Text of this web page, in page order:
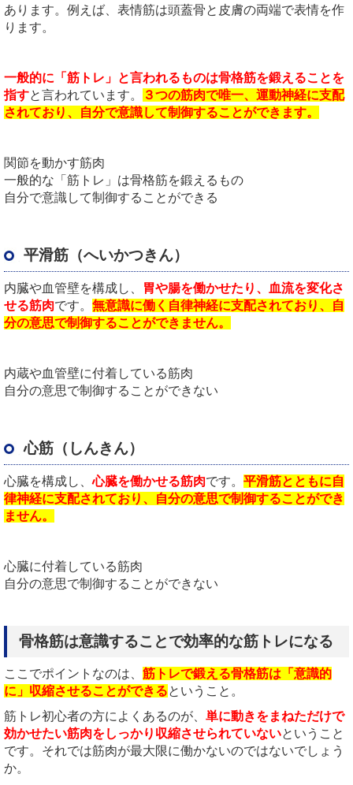
あります。例えば、表情筋は頭蓋骨と皮膚の両端で表情を作
ります。
一般的に「筋トレ」と言われるものは骨格筋を鍛えることを
指すと言われています。
３つの筋肉で唯一、運動神経に支配
されており、自分で意識して制御することができます。
関節を動かす筋肉
一般的な「筋トレ」は骨格筋を鍛えるもの
自分で意識して制御することができる
平滑筋（へいかつきん）
内臓や血管壁を構成し、
胃や腸を働かせたり、血流を変化さ
せる筋肉です。 無意識に働く自律神経に支配されており、自
分の意思で制御することができません。
内蔵や血管壁に付着している筋肉
自分の意思で制御することができない
心筋（しんきん）
心臓を構成し、心臓を働かせる筋肉です。 平滑筋とともに自
律神経に支配されており、自分の意思で制御することができ
ません。
心臓に付着している筋肉
自分の意思で制御することができない
骨格筋は意識することで効率的な筋トレになる
ここでポイントなのは、 筋トレで鍛える骨格筋は「意識的
に」収縮させることができるということ。
筋トレ初心者の方によくあるのが、 単に動きをまねただけで
効かせたい筋肉をしっかり収縮させられていないということ
です。それでは筋肉が最大限に働かないのではないでしょう
か。